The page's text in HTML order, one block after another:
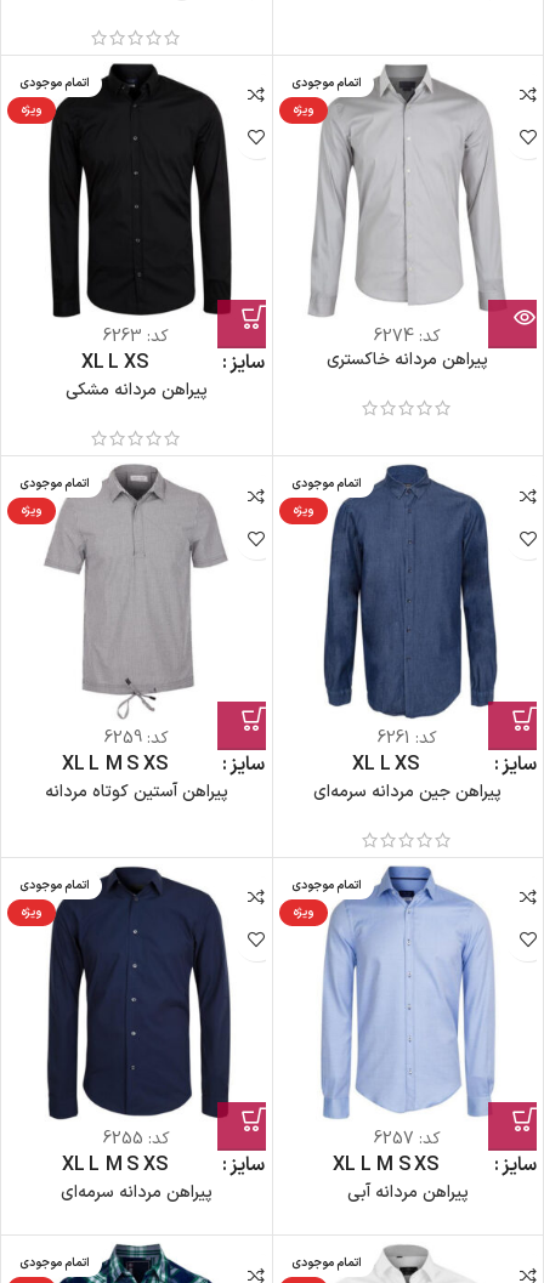
اتمام موجودی
ویژه
کد: 6274
پیراهن مردانه خاکستری
اتمام موجودی
ویژه
کد: 6263
سایز XS
L
XL
پیراهن مردانه مشکی
اتمام موجودی
ویژه
کد: 6261
سایز XS
L
XL
پیراهن جین مردانه سرمه‌ای
اتمام موجودی
ویژه
کد:6259
سایز XS
S
M
L
XL
پیراهن آستین کوتاه مردانه
اتمام موجودی
ویژه
کد: 6257
سایز XS
S
M
L
XL
پیراهن مردانه آبی
اتمام موجودی
ویژه
کد: 6255
سایز XS
S
M
L
XL
پیراهن مردانه سرمه‌ای
اتمام موجودی
اتمام موجودی